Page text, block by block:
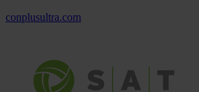
conplusultra.com